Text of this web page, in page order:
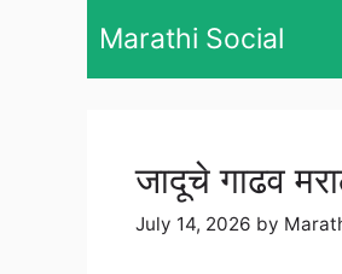
Marathi Social
जादूचे गाढव
July 14, 2026 by